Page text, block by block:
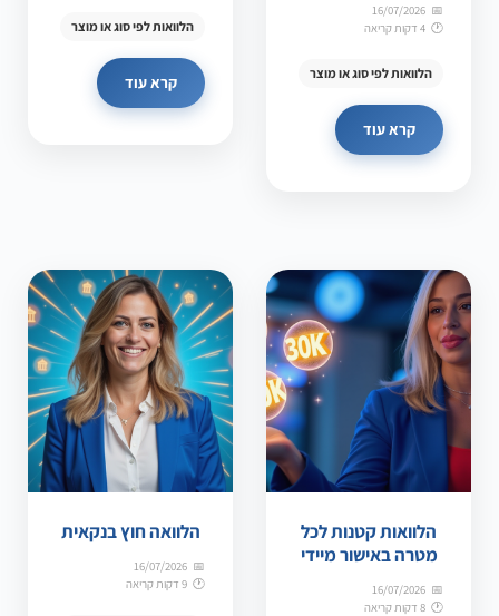
16/07/2026
4 דקות קריאה
הלוואות לפי סוג או מוצר
קרא עוד
הלוואות לפי סוג או מוצר
קרא עוד
הלוואות קטנות לכל
מטרה באישור מיידי
16/07/2026
8 דקות קריאה
הלוואה חוץ בנקאית
16/07/2026
9 דקות קריאה